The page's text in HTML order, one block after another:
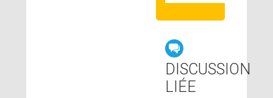
DISCUSSION
LIÉE